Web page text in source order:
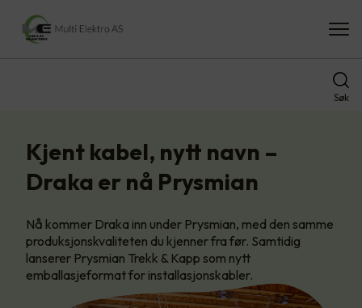
Søk
Kjent kabel, nytt navn –
Draka er nå Prysmian
Nå kommer Draka inn under Prysmian, med den samme
produksjonskvaliteten du kjenner fra før. Samtidig
lanserer Prysmian Trekk & Kapp som nytt
emballasjeformat for installasjonskabler.